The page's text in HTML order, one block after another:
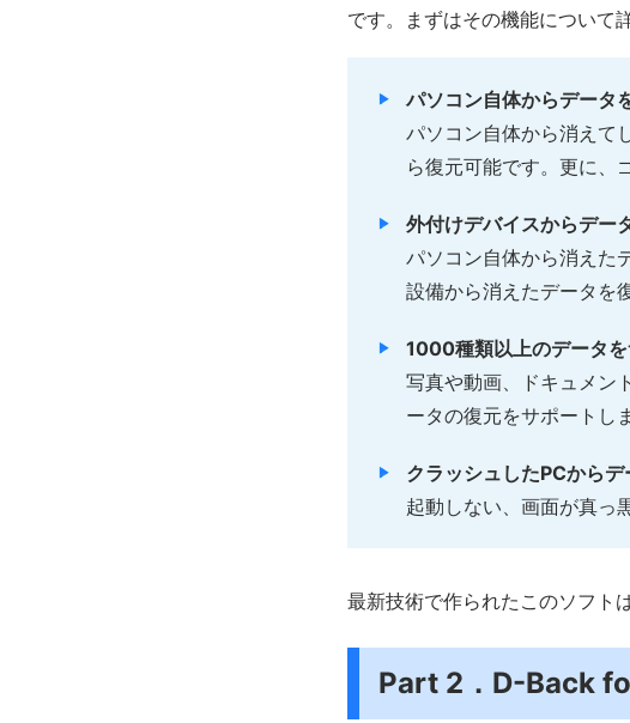
です。まずはその機能について
パソコン自体からデータ
パソコン自体から消えて
ら復元可能です。更に、
外付けデバイスからデー
パソコン自体から消えた
設備から消えたデータを
1000種類以上のデータを
写真や動画、ドキュメン
ータの復元をサポートしま
クラッシュしたPCから
起動しない、画面が真っ
最新技術で作られたこのソフト
Part 2．D-Back